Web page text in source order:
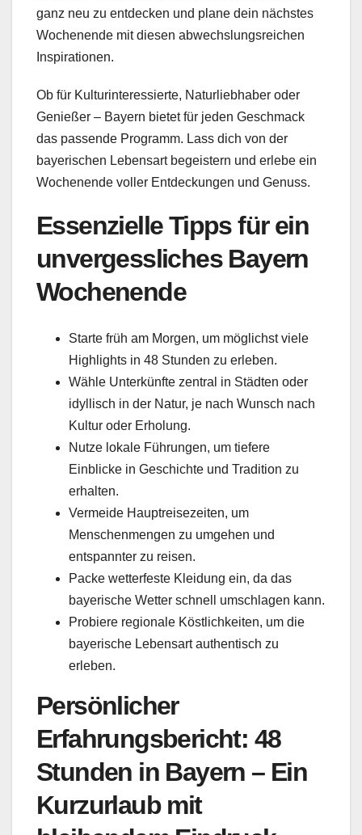
ganz neu zu entdecken und plane dein nächstes
Wochenende mit diesen abwechslungsreichen
Inspirationen.
Ob für Kulturinteressierte, Naturliebhaber oder
Genießer – Bayern bietet für jeden Geschmack
das passende Programm. Lass dich von der
bayerischen Lebensart begeistern und erlebe ein
Wochenende voller Entdeckungen und Genuss.
Essenzielle Tipps für ein
unvergessliches Bayern
Wochenende
Starte früh am Morgen, um möglichst viele
Highlights in 48 Stunden zu erleben.
Wähle Unterkünfte zentral in Städten oder
idyllisch in der Natur, je nach Wunsch nach
Kultur oder Erholung.
Nutze lokale Führungen, um tiefere
Einblicke in Geschichte und Tradition zu
erhalten.
Vermeide Hauptreisezeiten, um
Menschenmengen zu umgehen und
entspannter zu reisen.
Packe wetterfeste Kleidung ein, da das
bayerische Wetter schnell umschlagen kann.
Probiere regionale Köstlichkeiten, um die
bayerische Lebensart authentisch zu
erleben.
Persönlicher
Erfahrungsbericht: 48
Stunden in Bayern – Ein
Kurzurlaub mit